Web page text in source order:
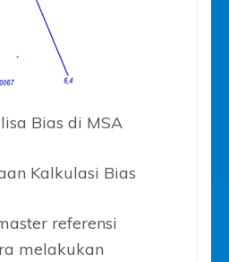
Bias di MSA
Kalkulasi Bias
referensi
melakukan